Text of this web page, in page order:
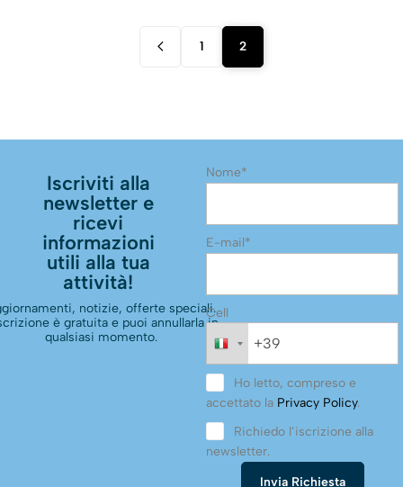
1 2
Iscriviti alla
newsletter e
ricevi
informazioni
utili alla tua
attività!
notizie, offerte speciali.
è gratuita e puoi annullarla in
qualsiasi momento.
Nome*
E-mail*
Cell
Ho letto, compreso e
accettato la Privacy Policy.
Richiedo l’iscrizione alla
newsletter.